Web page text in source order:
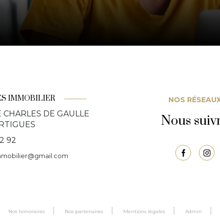
IMMOBILIER
CHARLES DE GAULLE
92
NOS
Nous
Nos honoraires Nos partenaires Mentions légales Admin